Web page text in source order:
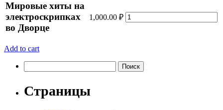
quantity
Мировые хиты на
электроскрипках
во Дворце
1,000.00 ₽ Мировые
хиты
Дворце
quantity
Add to cart
Страницы